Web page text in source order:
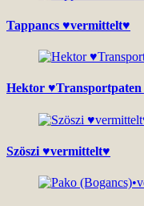
Tappancs ♥vermittelt♥
Hektor
Szöszi ♥vermittelt♥